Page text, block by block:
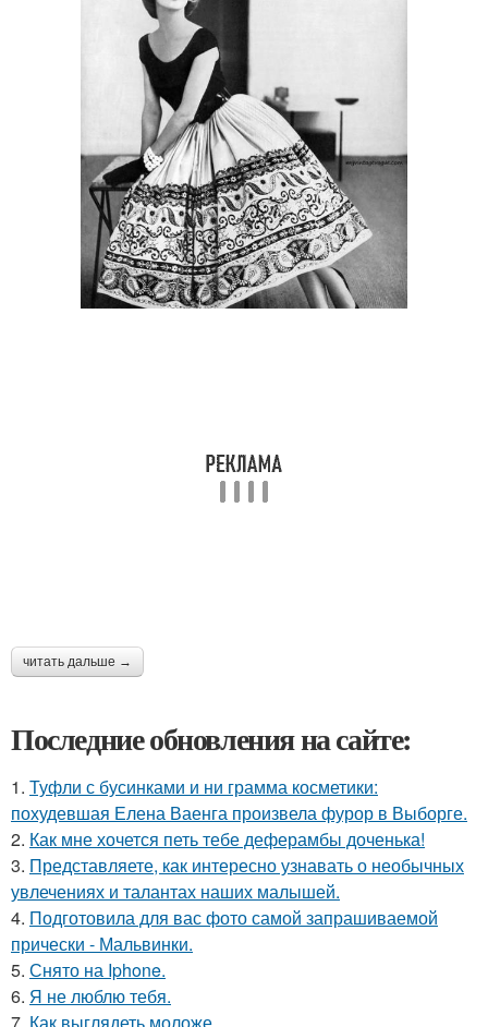
читать дальше →
Последние обновления на сайте:
1. Туфли с бусинками и ни грамма косметики:
похудевшая Елена Ваенга произвела фурор в Выборге.
2. Как мне хочется петь тебе деферамбы доченька!
3. Представляете, как интересно узнавать о необычных
увлечениях и талантах наших малышей.
4. Подготовила для вас фото самой запрашиваемой
прически - Мальвинки.
5. Снято на Iphone.
6. Я не люблю тебя.